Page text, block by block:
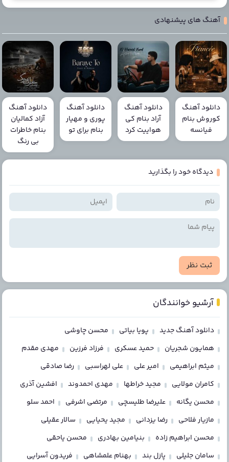
آهنگ های پیشنهادی
دانلود آهنگ
کوروش بنام
فیانسه
دانلود آهنگ
آراد بنام کی
هواییت کرد
دانلود آهنگ
پوری و مهیار
بنام برای تو
دانلود آهنگ
آزاد کمالیان
بنام خاطرات
بی رنگ
دیدگاه خود را بگذارید
ثبت نظر
آرشیو خوانندگان
دانلود آهنگ جدید پویا بیاتی
محسن چاوشی
همایون شجریان
حمید عسکری فرزاد فرزین
مهدی مقدم
میثم ابراهیمی
امیر علی علی لهراسبی
رضا صادقی
کامران مولایی
مجید خراطها مهدی احمدوند
افشین آذری
محسن یگانه
علیرضا طلیسچی مرتضی اشرفی
احمد سلو
مازیار فلاحی
رضا یزدانی مجید یحیایی
سالار عقیلی
محسن ابراهیم زاده
بنیامین بهادری
محسن یاحقی
سامان جلیلی
پازل بند بهنام علمشاهی فریدون آسرایی